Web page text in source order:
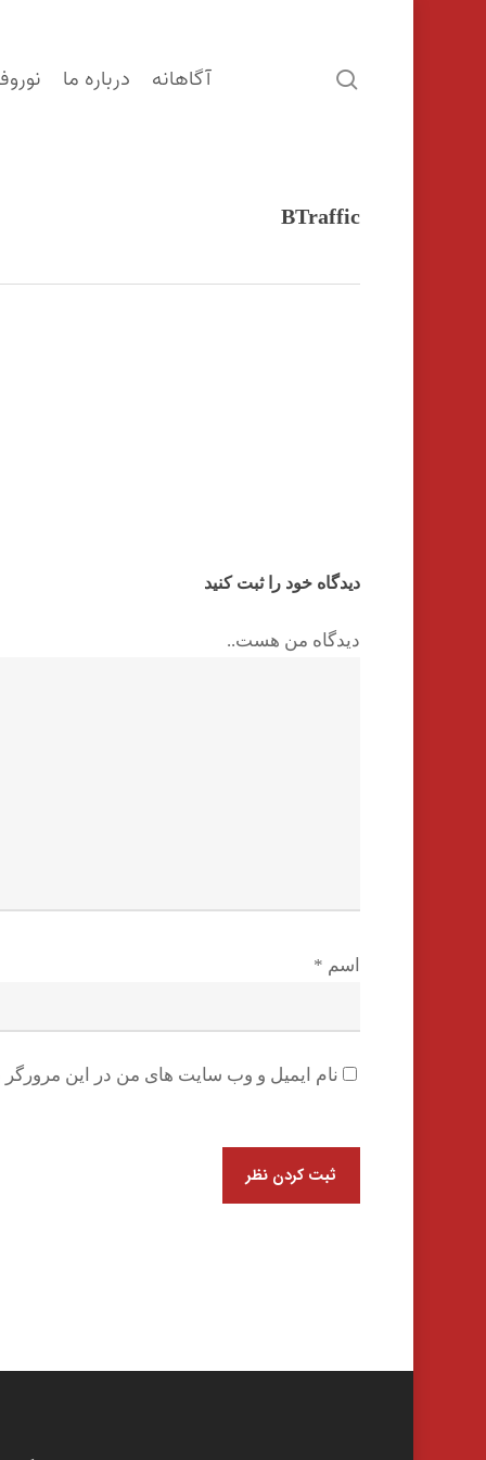
آگاهانه درباره ما search
BTraffic
دیدگاه خود را ثبت کنید
دیدگاه من هست..
اسم *
نام ایمیل و وب سایت های من در این مرورگر